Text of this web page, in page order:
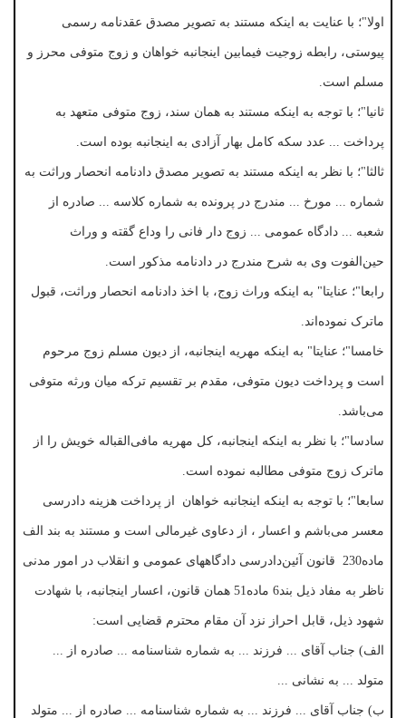
اولا"؛ با عنایت به اینکه مستند به تصویر مصدق عقدنامه رسمی
پیوستی، رابطه زوجیت فیمابین اینجانبه خواهان و زوج متوفی محرز و
مسلم است.
ثانیا"؛ با توجه به اینکه مستند به همان سند، زوج متوفی متعهد به
پرداخت ... عدد سکه کامل بهار آزادی به اینجانبه بوده است.
ثالثا"؛ با نظر به اینکه مستند به تصویر مصدق دادنامه انحصار وراثت به
شماره ... مورخ ... مندرج در پرونده به شماره کلاسه ... صادره از
شعبه ... دادگاه عمومی ... زوج دار فانی را وداع گقته و وراث
حین‌الفوت وی به شرح مندرج در دادنامه مذکور است.
رابعا"؛ عنایتا" به اینکه وراث زوج، با اخذ دادنامه انحصار وراثت، قبول
ماترک نموده‌اند.
خامسا"؛ عنایتا" به اینکه مهریه اینجانبه، از دیون مسلم زوج مرحوم
است و پرداخت دیون متوفی، مقدم بر تقسیم ترکه میان ورثه متوفی
می‌باشد.
سادسا"؛ با نظر به اینکه اینجانبه، کل مهریه مافی‌القباله خویش را از
ماترک زوج متوفی مطالبه نموده است.
سابعا"؛ با توجه به اینکه اینجانبه خواهان از پرداخت هزینه دادرسی
معسر می‌باشم و اعسار ، از دعاوی غیرمالی است و مستند به بند الف
ماده230 قانون آئین‌دادرسی دادگاههای عمومی و انقلاب در امور مدنی
ناظر به مفاد ذیل بند6 ماده51 همان قانون، اعسار اینجانبه، با شهادت
شهود ذیل، قابل احراز نزد آن مقام محترم قضایی است:
الف) جناب آقای ... فرزند ... به شماره شناسنامه ... صادره از ...
متولد ... به نشانی ...
ب) جناب آقای ... فرزند ... به شماره شناسنامه ... صادره از ... متولد